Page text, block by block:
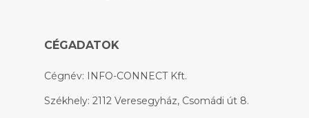
CÉGADATOK
Cégnév: INFO-CONNECT Kft.
Székhely: 2112 Veresegyház, Csomádi út 8.